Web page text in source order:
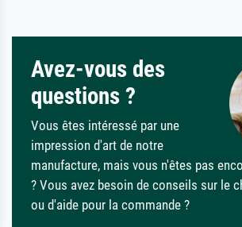
Avez-vous des
questions ?
Vous êtes intéressé par une
impression d'art de notre
manufacture, mais vous n'êtes pas
? Vous avez besoin de conseils sur le
ou d'aide pour la commande ?